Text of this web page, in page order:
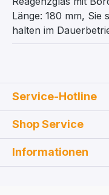
Länge: 180 mm, Sie
halten im
Service-Hotline
Shop Service
Informationen